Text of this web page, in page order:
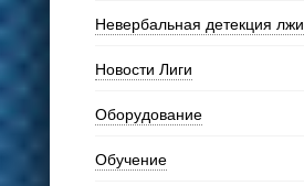
Невербальная детекция лжи
Новости Лиги
Оборудование
Обучение